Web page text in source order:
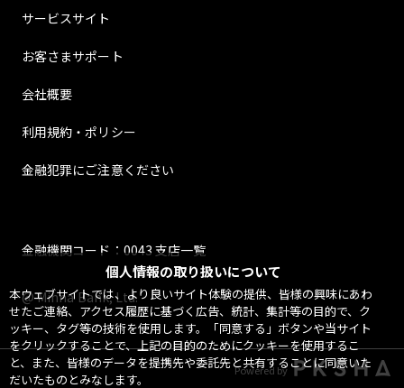
個人情報の取り扱いについて
本ウェブサイトでは、より良いサイト体験の提供、皆様の興味にあわ
せたご連絡、アクセス履歴に基づく広告、統計、集計等の目的で、ク
ッキー、タグ等の技術を使用します。「同意する」ボタンや当サイト
をクリックすることで、上記の目的のためにクッキーを使用するこ
と、また、皆様のデータを提携先や委託先と共有することに同意いた
だいたものとみなします。
サービスサイト
お客さまサポート
会社概要
利用規約・ポリシー
金融犯罪にご注意ください
金融機関コード：0043 支店一覧
@ Minna Bank, Ltd.
Powered by